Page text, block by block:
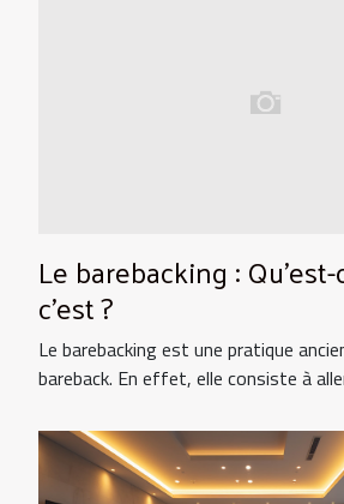
Le barebacking :
c’est ?
Le barebacking est une pratique
bareback. En effet, elle consiste à